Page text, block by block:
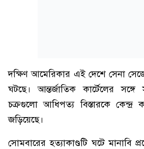
দক্ষিণ আমেরিকার এই দেশে সেনা
ঘটছে। আন্তর্জাতিক কার্টেলের সঙ্গে
চক্রগুলো আধিপত্য বিস্তারকে কেন্দ্র
জড়িয়েছে।
সোমবারের হত্যাকাণ্ডটি ঘটে মানাবি